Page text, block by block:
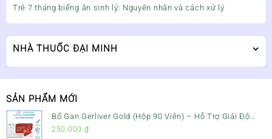
Trẻ 7 tháng biếng ăn sinh lý: Nguyên nhân và cách xử lý
NHÀ THUỐC ĐẠI MINH
SẢN PHẨM MỚI
Bổ Gan Gerliver Gold (Hộp 90 Viên) – Hỗ Trợ Giải Độc
Gan, Mát Gan & Bảo Vệ Gan
250.000 ₫